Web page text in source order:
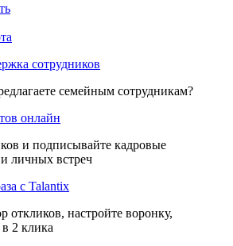
сотрудников
семейным сотрудникам?
онлайн
и подписывайте кадровые
личных встреч
с Talantix
откликов, настройте воронку,
2 клика